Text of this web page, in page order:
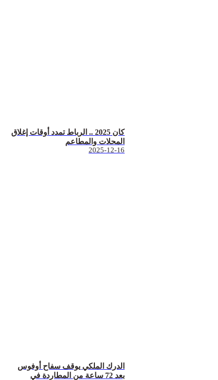
كان 2025 .. الرباط تمدد أوقات إغلاق
المحلات والمطاعم
2025-12-16
الدرك الملكي يوقف سفاح أوفوس
بعد 72 ساعة من المطاردة في